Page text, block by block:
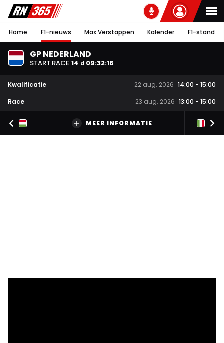
Home F1-nieuws Max Verstappen Kalender F1-stand
GP NEDERLAND
START RACE 14 d 09:32:16
Kwalificatie 22 aug. 2026 14:00 - 15:00
Race
23 aug. 2026 13:00 - 15:00
MEER INFORMATIE